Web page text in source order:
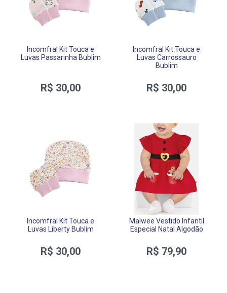
Incomfral Kit Touca e
Luvas Passarinha Bublim
R$ 30,00
Incomfral Kit Touca e
Luvas Carrossauro
Bublim
R$ 30,00
Incomfral Kit Touca e
Luvas Liberty Bublim
R$ 30,00
Malwee Vestido Infantil
Especial Natal Algodão
R$ 79,90